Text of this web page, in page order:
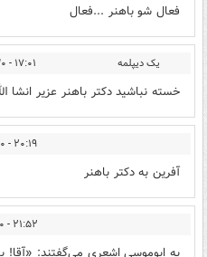
فعال شو باهنر ...فعال
یک دیپلمه ۱۷:۰۱ - ۱۳۹۲/۰۱/۳۰
خسته نباشید دکتر باهنر عزیر انشا
۲۰:۱۹ - ۱۳۹۲/۰۱/۳۰
آفرین به دکتر باهنر
۲۱:۵۲ - ۱۳۹۲/۰۱/۳۰
به ابوموسی اشعری می‌گفتند: «آقا!